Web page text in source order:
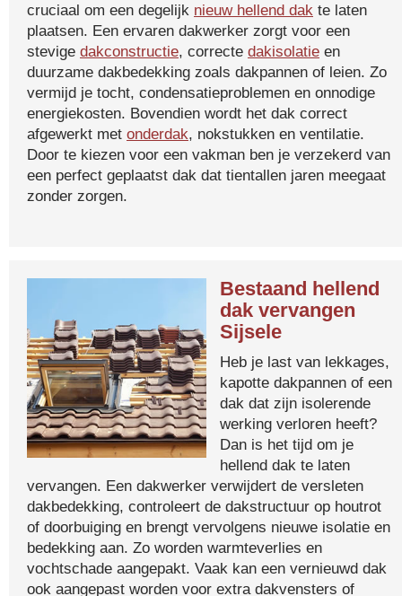
cruciaal om een degelijk nieuw hellend dak te laten
plaatsen. Een ervaren dakwerker zorgt voor een
stevige dakconstructie, correcte dakisolatie en
duurzame dakbedekking zoals dakpannen of leien. Zo
vermijd je tocht, condensatieproblemen en onnodige
energiekosten. Bovendien wordt het dak correct
afgewerkt met onderdak, nokstukken en ventilatie.
Door te kiezen voor een vakman ben je verzekerd van
een perfect geplaatst dak dat tientallen jaren meegaat
zonder zorgen.
Bestaand hellend
dak vervangen
Sijsele
Heb je last van lekkages,
kapotte dakpannen of een
dak dat zijn isolerende
werking verloren heeft?
Dan is het tijd om je
hellend dak te laten
vervangen. Een dakwerker verwijdert de versleten
dakbedekking, controleert de dakstructuur op houtrot
of doorbuiging en brengt vervolgens nieuwe isolatie en
bedekking aan. Zo worden warmteverlies en
vochtschade aangepakt. Vaak kan een vernieuwd dak
ook aangepast worden voor extra dakvensters of